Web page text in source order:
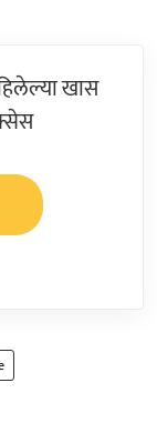
खास